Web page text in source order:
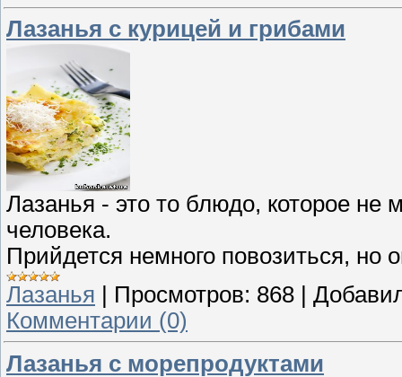
Лазанья с курицей и грибами
Лазанья - это то блюдо, которое не
человека.
Прийдется немного повозиться, но
Лазанья
Просмотров: 868
Комментарии (0)
Лазанья с морепродуктами